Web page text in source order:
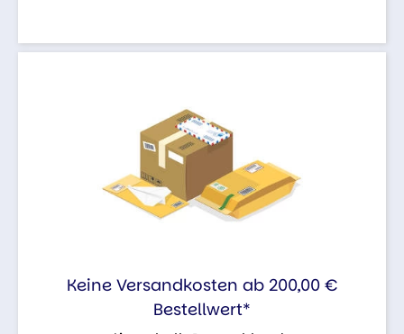
Keine Versandkosten ab 200,00 €
Bestellwert*